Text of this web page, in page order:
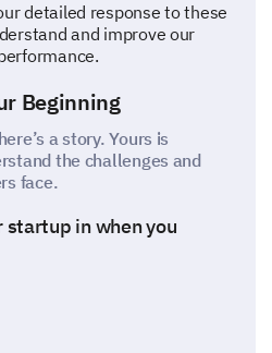
detailed response to these
and improve our
Beginning
a story. Yours is
the challenges and
face.
startup in when you